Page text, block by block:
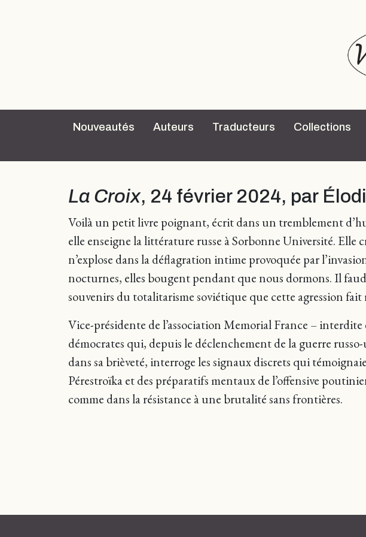
Nouveautés Auteurs Traducteurs Collections
La Croix, 24 février 2024, par
Voilà un petit livre poignant, écrit dans un tremblement
elle enseigne la littérature russe à Sorbonne Université.
n’explose dans la déflagration intime provoquée par
nocturnes, elles bougent pendant que nous dormons. Il
souvenirs du totalitarisme soviétique que cette agression fait
Vice-présidente de l’association Memorial France –
démocrates qui, depuis le déclenchement de la guerre
dans sa brièveté, interroge les signaux discrets qui
Pérestroïka et des préparatifs mentaux de l’offensive
comme dans la résistance à une brutalité sans frontières.